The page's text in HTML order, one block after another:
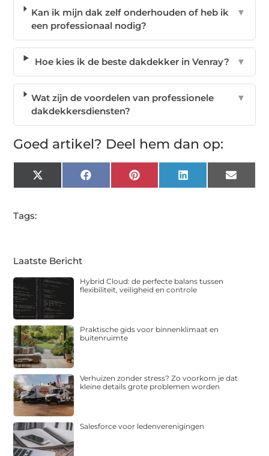
Kan ik mijn dak zelf onderhouden of heb ik
een professionaal nodig?
▼
Hoe kies ik de beste dakdekker in Venray? ▼
Wat zijn de voordelen van professionele
dakdekkersdiensten?
▼
Goed artikel? Deel hem dan op:
X
(Twitter)
FacebookPinterest LinkedIn Email
Tags:
Laatste Bericht
Hybrid Cloud: de perfecte balans tussen
flexibiliteit, veiligheid en controle
Praktische gids voor binnenklimaat en
buitenruimte
Verhuizen zonder stress? Zo voorkom je dat
kleine details grote problemen worden
Salesforce voor ledenverenigingen